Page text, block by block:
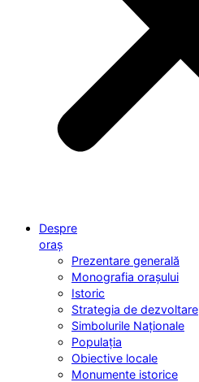
Despre
oraș
Prezentare generală
Monografia orașului
Istoric
Strategia de dezvoltare
Simbolurile Naționale
Populația
Obiective locale
Monumente istorice